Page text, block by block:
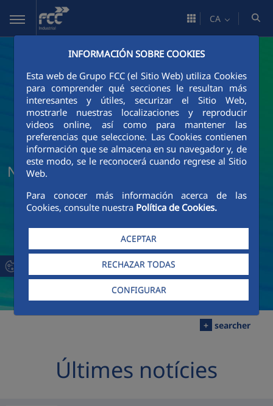
Salta al contingut principal
INFORMACIÓN SOBRE COOKIES
Esta web de Grupo FCC (el Sitio Web) utiliza Cookies
para comprender qué secciones le resultan más
interesantes y útiles, securizar el Sitio Web,
mostrarle nuestras localizaciones y reproducir
videos online, así como para mantener las
preferencias que seleccione. Las Cookies contienen
información que se almacena en su navegador y, de
este modo, se le reconocerá cuando regrese al Sitio
Web.
Para conocer más información acerca de las
Cookies, consulte nuestra Política de Cookies.
ACEPTAR
RECHAZAR TODAS
CONFIGURAR
CA
Noticias y actualidad de FCC Industrial
+ searcher
Últimes notícies